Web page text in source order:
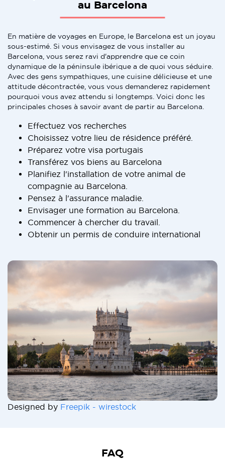
au Barcelona
En matière de voyages en Europe, le Barcelona est un joyau
sous-estimé. Si vous envisagez de vous installer au
Barcelona, vous serez ravi d'apprendre que ce coin
dynamique de la péninsule ibérique a de quoi vous séduire.
Avec des gens sympathiques, une cuisine délicieuse et une
attitude décontractée, vous vous demanderez rapidement
pourquoi vous avez attendu si longtemps. Voici donc les
principales choses à savoir avant de partir au Barcelona.
Effectuez vos recherches
Choisissez votre lieu de résidence préféré.
Préparez votre visa portugais
Transférez vos biens au Barcelona
Planifiez l'installation de votre animal de
compagnie au Barcelona.
Pensez à l'assurance maladie.
Envisager une formation au Barcelona.
Commencer à chercher du travail.
Obtenir un permis de conduire international
Designed by Freepik - wirestock
FAQ